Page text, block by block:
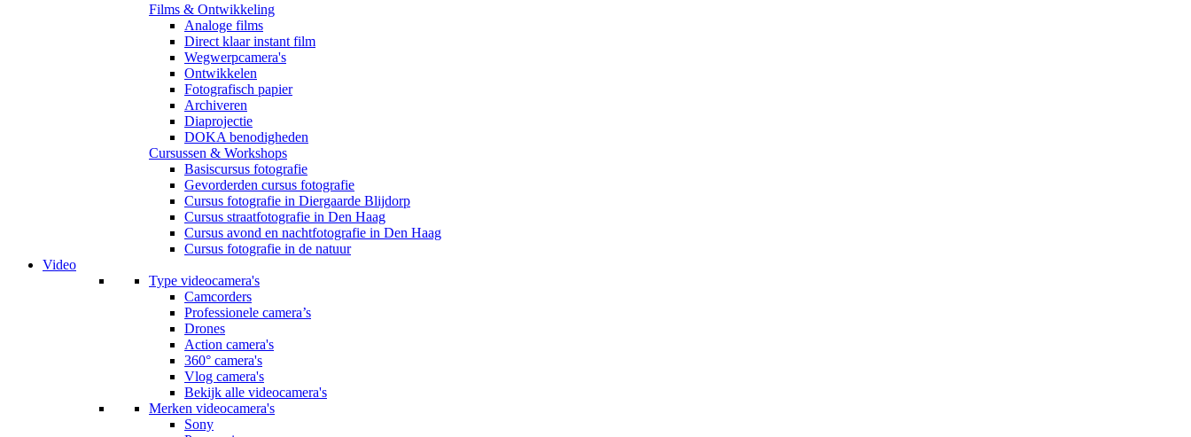
Films & Ontwikkeling
Analoge films
Direct klaar instant film
Wegwerpcamera's
Ontwikkelen
Fotografisch papier
Archiveren
Diaprojectie
DOKA benodigheden
Cursussen & Workshops
Basiscursus fotografie
Gevorderden cursus fotografie
Cursus fotografie in Diergaarde Blijdorp
Cursus straatfotografie in Den Haag
Cursus avond en nachtfotografie in Den Haag
Cursus fotografie in de natuur
Video
Type videocamera's
Camcorders
Professionele camera’s
Drones
Action camera's
360° camera's
Vlog camera's
Bekijk alle videocamera's
Merken videocamera's
Sony